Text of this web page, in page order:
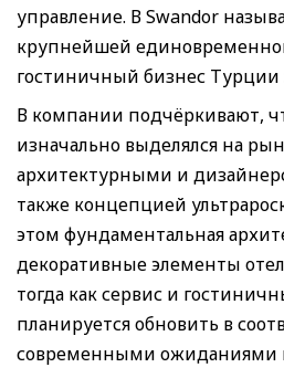
управление. В Swandor
крупнейшей
гостиничный бизнес Турции
В компании подчёркивают,
изначально выделялся на
архитектурными и
также концепцией
этом фундаментальная
декоративные элементы
тогда как сервис и
планируется обновить в
современными ожиданиями